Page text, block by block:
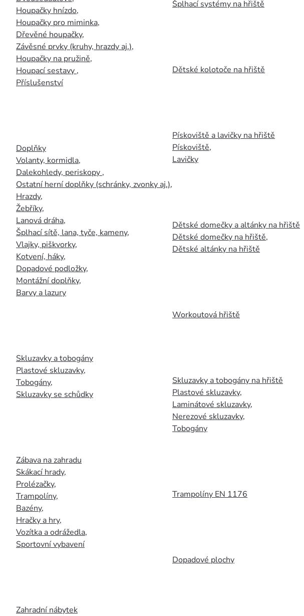
Houpačky hnízdo,
Houpačky pro miminka,
Dřevěné houpačky,
Závěsné prvky (kruhy, hrazdy aj.),
Houpačky na pružině,
Houpací sestavy ,
Příslušenství
Doplňky
Volanty, kormidla,
Dalekohledy, periskopy ,
Ostatní herní doplňky (schránky, zvonky aj.),
Hrazdy,
Žebříky,
Lanová dráha,
Šplhací sítě, lana, tyče, kameny,
Vlajky, piškvorky,
Kotvení, háky,
Dopadové podložky,
Montážní doplňky,
Barvy a lazury
Skluzavky a tobogány
Plastové skluzavky,
Tobogány,
Skluzavky se schůdky
Zábava na zahradu
Skákací hrady,
Prolézačky,
Trampolíny,
Bazény,
Hračky a hry,
Vozítka a odrážedla,
Sportovní vybavení
Zahradní nábytek
Šplhací systémy na hřiště
Dětské kolotoče na hřiště
Pískoviště a lavičky na hřiště
Pískoviště,
Lavičky
Dětské domečky a altánky na hřiště
Dětské domečky na hřiště,
Dětské altánky na hřiště
Workoutová hřiště
Skluzavky a tobogány na hřiště
Plastové skluzavky,
Laminátové skluzavky,
Nerezové skluzavky,
Tobogány
Trampolíny EN 1176
Dopadové plochy